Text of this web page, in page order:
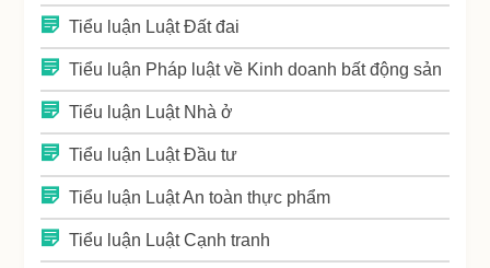
Tiểu luận Luật Đất đai
Tiểu luận Pháp luật về Kinh doanh bất động sản
Tiểu luận Luật Nhà ở
Tiểu luận Luật Đầu tư
Tiểu luận Luật An toàn thực phẩm
Tiểu luận Luật Cạnh tranh